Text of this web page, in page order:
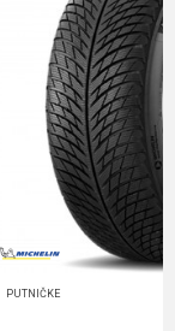
PUTNIČKE